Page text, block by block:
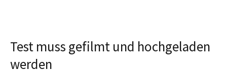
Test muss gefilmt und hochgeladen
werden